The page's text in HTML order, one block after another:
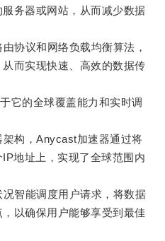
务器或网站，从而减少数据
议和网络负载均衡算法，
而实现快速、高效的数据传
的全球覆盖能力和实时调
构，Anycast加速器通过将
地址上，实现了全球范围内
智能调度用户请求，将数据
以确保用户能够享受到最佳